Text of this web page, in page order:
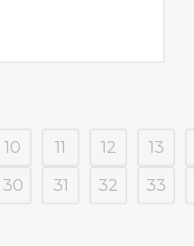
10 11 12 13
30 31 32 33